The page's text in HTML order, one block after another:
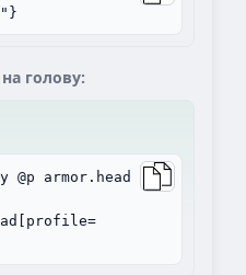
голову:
armor.head